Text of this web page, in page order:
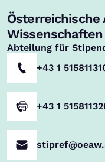
Österreichische
Wissenschaften
,
Abteilung für
+43 1
+43 1